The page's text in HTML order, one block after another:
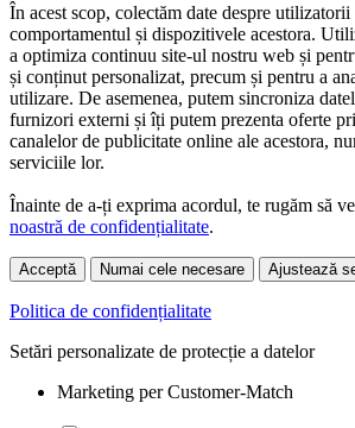
În acest scop, colectăm date despre utilizatorii
comportamentul și dispozitivele acestora.
a optimiza continuu site-ul nostru web și
și conținut personalizat, precum și pentru a
utilizare. De asemenea, putem sincroniza
furnizori externi și îți putem prezenta oferte
canalelor de publicitate online ale acestora,
serviciile lor.
Înainte de a-ți exprima acordul, te rugăm să
noastră de confidențialitate.
Acceptă Numai cele necesare Ajustează
Politica de confidențialitate
Setări personalizate de protecție a datelor
Marketing per Customer-Match